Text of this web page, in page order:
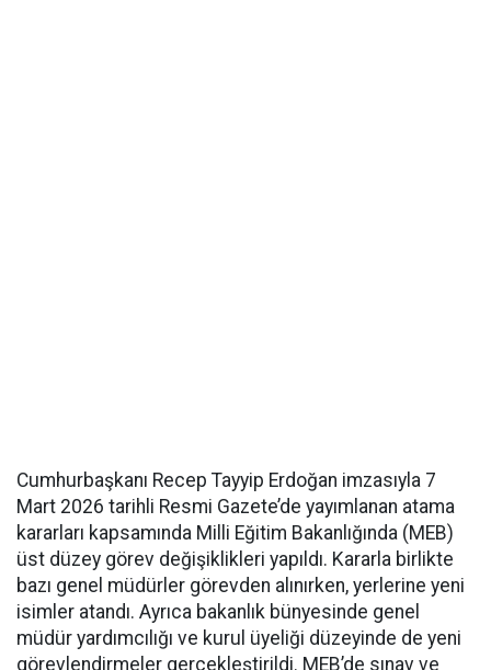
Cumhurbaşkanı Recep Tayyip Erdoğan imzasıyla 7
Mart 2026 tarihli Resmi Gazete’de yayımlanan atama
kararları kapsamında Milli Eğitim Bakanlığında (MEB)
üst düzey görev değişiklikleri yapıldı. Kararla birlikte
bazı genel müdürler görevden alınırken, yerlerine yeni
isimler atandı. Ayrıca bakanlık bünyesinde genel
müdür yardımcılığı ve kurul üyeliği düzeyinde de yeni
görevlendirmeler gerçekleştirildi. MEB’de sınav ve